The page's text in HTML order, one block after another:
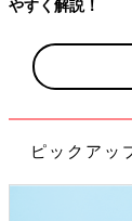
ピックアッ